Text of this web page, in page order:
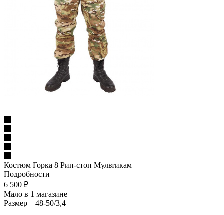
Костюм Горка 8 Рип-стоп Мультикам
Подробности
6 500 ₽
Мало в 1 магазине
Размер—48-50/3,4